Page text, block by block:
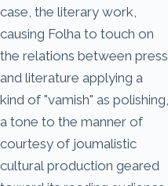
case, the literary work,
causing Folha to touch on
the relations between press
and literature applying a
kind of "vamish" as polishing,
a tone to the manner of
courtesy of joumalistic
cultural production geared